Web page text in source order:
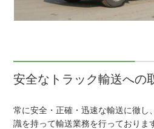
安全なトラック輸送への
常に安全・正確・迅速な輸送に徹し
識を持って輸送業務を行っておりま